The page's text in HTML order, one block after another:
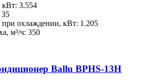
3.554
при охлаждении, кВт: 1.205
м³/ч: 350
Ballu BPHS-13H